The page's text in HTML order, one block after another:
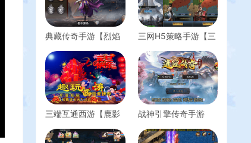
典藏传奇手游【烈焰
理WI系服务端+安卓
+GM后台+详细搭建
教程
三网H5策略手游【三
券内购版】最新整理
单机一键即玩镜像端
+Linux手工服务端
+管理后台+GM授权
后台+简易安卓客户
端+详细搭建教程+视
频教程
三端互通西游【鹿影
Win系服务端+安卓
战神引擎传奇手游
猪3.1】最新整理WIN